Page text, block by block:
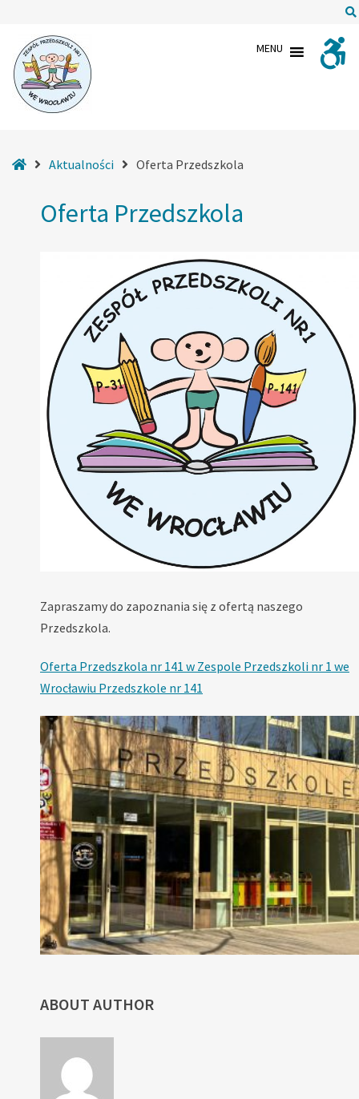
Przedszkola
MENU
StronaAktualności Oferta Przedszkola
Oferta Przedszkola
Zapraszamy do zapoznania się z ofertą naszego
Przedszkola.
Oferta Przedszkola nr 141 w Zespole Przedszkoli nr 1 we
Wrocławiu Przedszkole nr 141
ABOUT AUTHOR